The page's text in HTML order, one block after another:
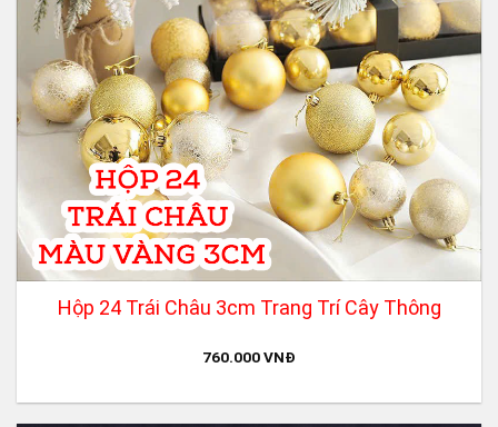
Hộp 24 Trái Châu 3cm Trang Trí Cây Thông
760.000VNĐ